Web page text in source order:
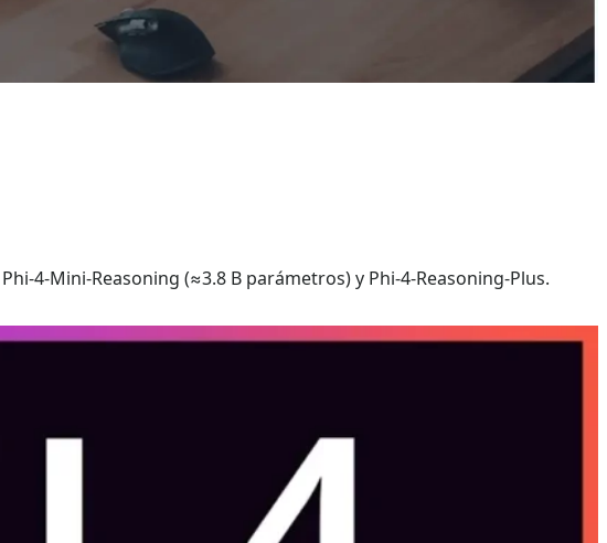
(≈3.8 B parámetros) y Phi‑4‑Reasoning‑Plus.